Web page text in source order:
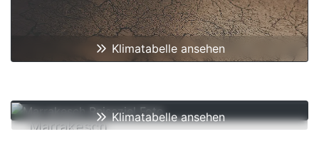
Klimatabelle ansehen
Marrakesch
Klimatabelle ansehen